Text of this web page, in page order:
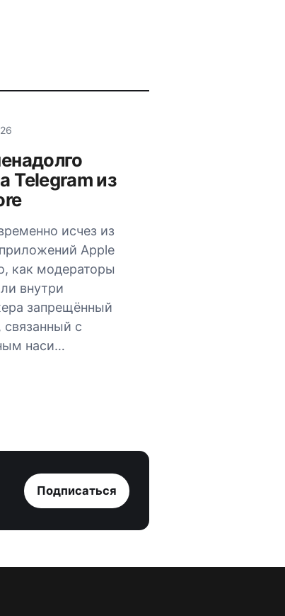
Telegram из
исчез из
Apple
как модераторы
внутри
запрещённый
связанный с
наси…
Подписаться